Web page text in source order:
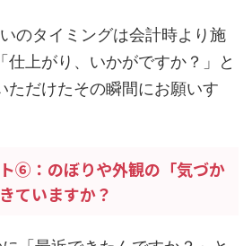
のタイミングは会計時より施
仕上がり、いかがですか？」と
ただけたその瞬間にお願いす
⑥：のぼりや外観の「気づか
ていますか？